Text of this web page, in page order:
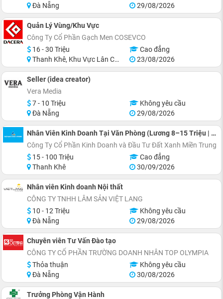
Đà Nẵng
29/08/2026
Quản Lý Vùng/Khu Vực
Công Ty Cổ Phần Gạch Men COSEVCO
16 - 30 Triệu
Cao đẳng
Thanh Khê, Khu Vực Lân Cận Đà Nẵng
23/08/2026
Seller (idea creator)
Vera Media
7 - 10 Triệu
Không yêu cầu
Đà Nẵng
29/08/2026
Nhân Viên Kinh Doanh Tại Văn Phòng (Lương 8–15 Triệu | Thu Nhập Đến 100 Triệu/Tháng)
Công Ty Cổ Phần Kinh Doanh và Đầu Tư Đất Xanh Miền Trung
15 - 100 Triệu
Cao đẳng
Thanh Khê
30/09/2026
Nhân viên Kinh doanh Nội thất
CÔNG TY TNHH LÂM SẢN VIỆT LANG
10 - 12 Triệu
Không yêu cầu
Đà Nẵng
29/08/2026
Chuyên viên Tư Vấn Đào tạo
CÔNG TY CỔ PHẦN TRƯỜNG DOANH NHÂN TOP OLYMPIA
Thỏa thuận
Không yêu cầu
Đà Nẵng
30/08/2026
Trưởng Phòng Vận Hành